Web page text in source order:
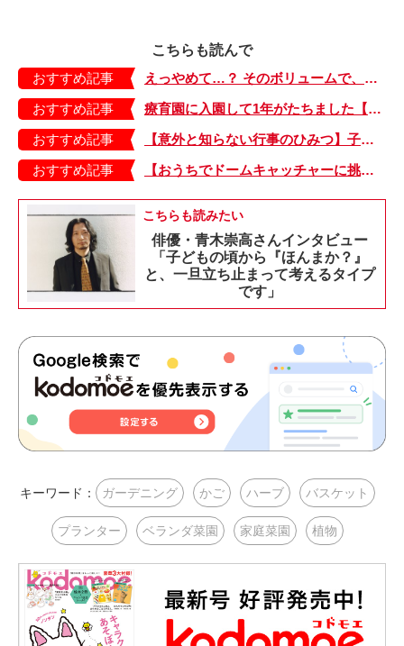
こちらも読んで
おすすめ記事
えっやめて…？ そのボリュームで、言わないで？【もちもち！おもちBOY・17】
おすすめ記事
療育園に入園して1年がたちました【少し大変で、すっごく幸せ～ドラベ症候群の娘と心臓に毛の生えた母～・17】
おすすめ記事
【意外と知らない行事のひみつ】子どもにはどう伝える？「お盆」って何だろう？
おすすめ記事
【おうちでドームキャッチャーに挑戦だ】アンパンマン わくわくドームキャッチャー
こちらも読みたい
俳優・青木崇高さんインタビュー
「子どもの頃から『ほんまか？』
と、一旦立ち止まって考えるタイプ
です」
キーワード： ガーデニング かご ハーブ バスケット
プランター ベランダ菜園 家庭菜園 植物